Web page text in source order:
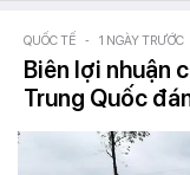
QUỐC TẾ - 1 NGÀY TRƯỚC
Biên lợi nhuận
Trung Quốc